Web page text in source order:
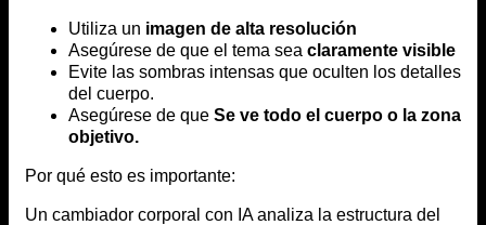
Utiliza un imagen de alta resolución
Asegúrese de que el tema sea claramente visible
Evite las sombras intensas que oculten los detalles
del cuerpo.
Asegúrese de que Se ve todo el cuerpo o la zona
objetivo.
Por qué esto es importante:
Un cambiador corporal con IA analiza la estructura del